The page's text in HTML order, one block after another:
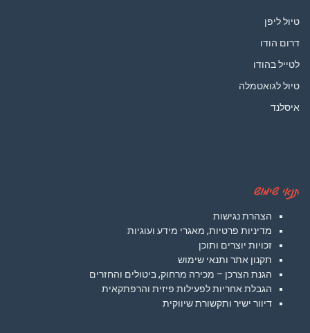
טיול ליפן
דרום הודו
לטייל בהודו
טיול לגואטמלה
איסלנד
תנאי שימוש
הצהרת נגישות
מדיניות פרטיות, מאגרי מידע ועוגיות
זכויות יוצרים ותוכן
תקנון אתר ותנאי שימוש
הגנת הצרכן – מכירה מרחוק, ביטולים והחזרים
הגבלת אחריות לפעילות פיזית והרפתקאית
דיוור ישיר ותקשורת שיווקית